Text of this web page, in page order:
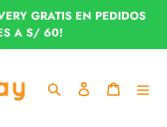
GRATIS EN PEDIDOS
A S/ 60!
Buscar Ingresar Carrito